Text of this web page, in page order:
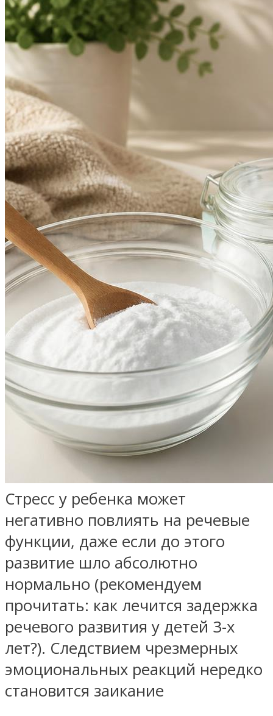
Стресс у ребенка может
негативно повлиять на речевые
функции, даже если до этого
развитие шло абсолютно
нормально (рекомендуем
прочитать: как лечится задержка
речевого развития у детей 3-х
лет?). Следствием чрезмерных
эмоциональных реакций нередко
становится заикание